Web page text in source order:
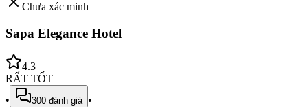
Chưa xác minh
Sapa Elegance Hotel
4.3
RẤT TỐT
•
300 đánh giá •